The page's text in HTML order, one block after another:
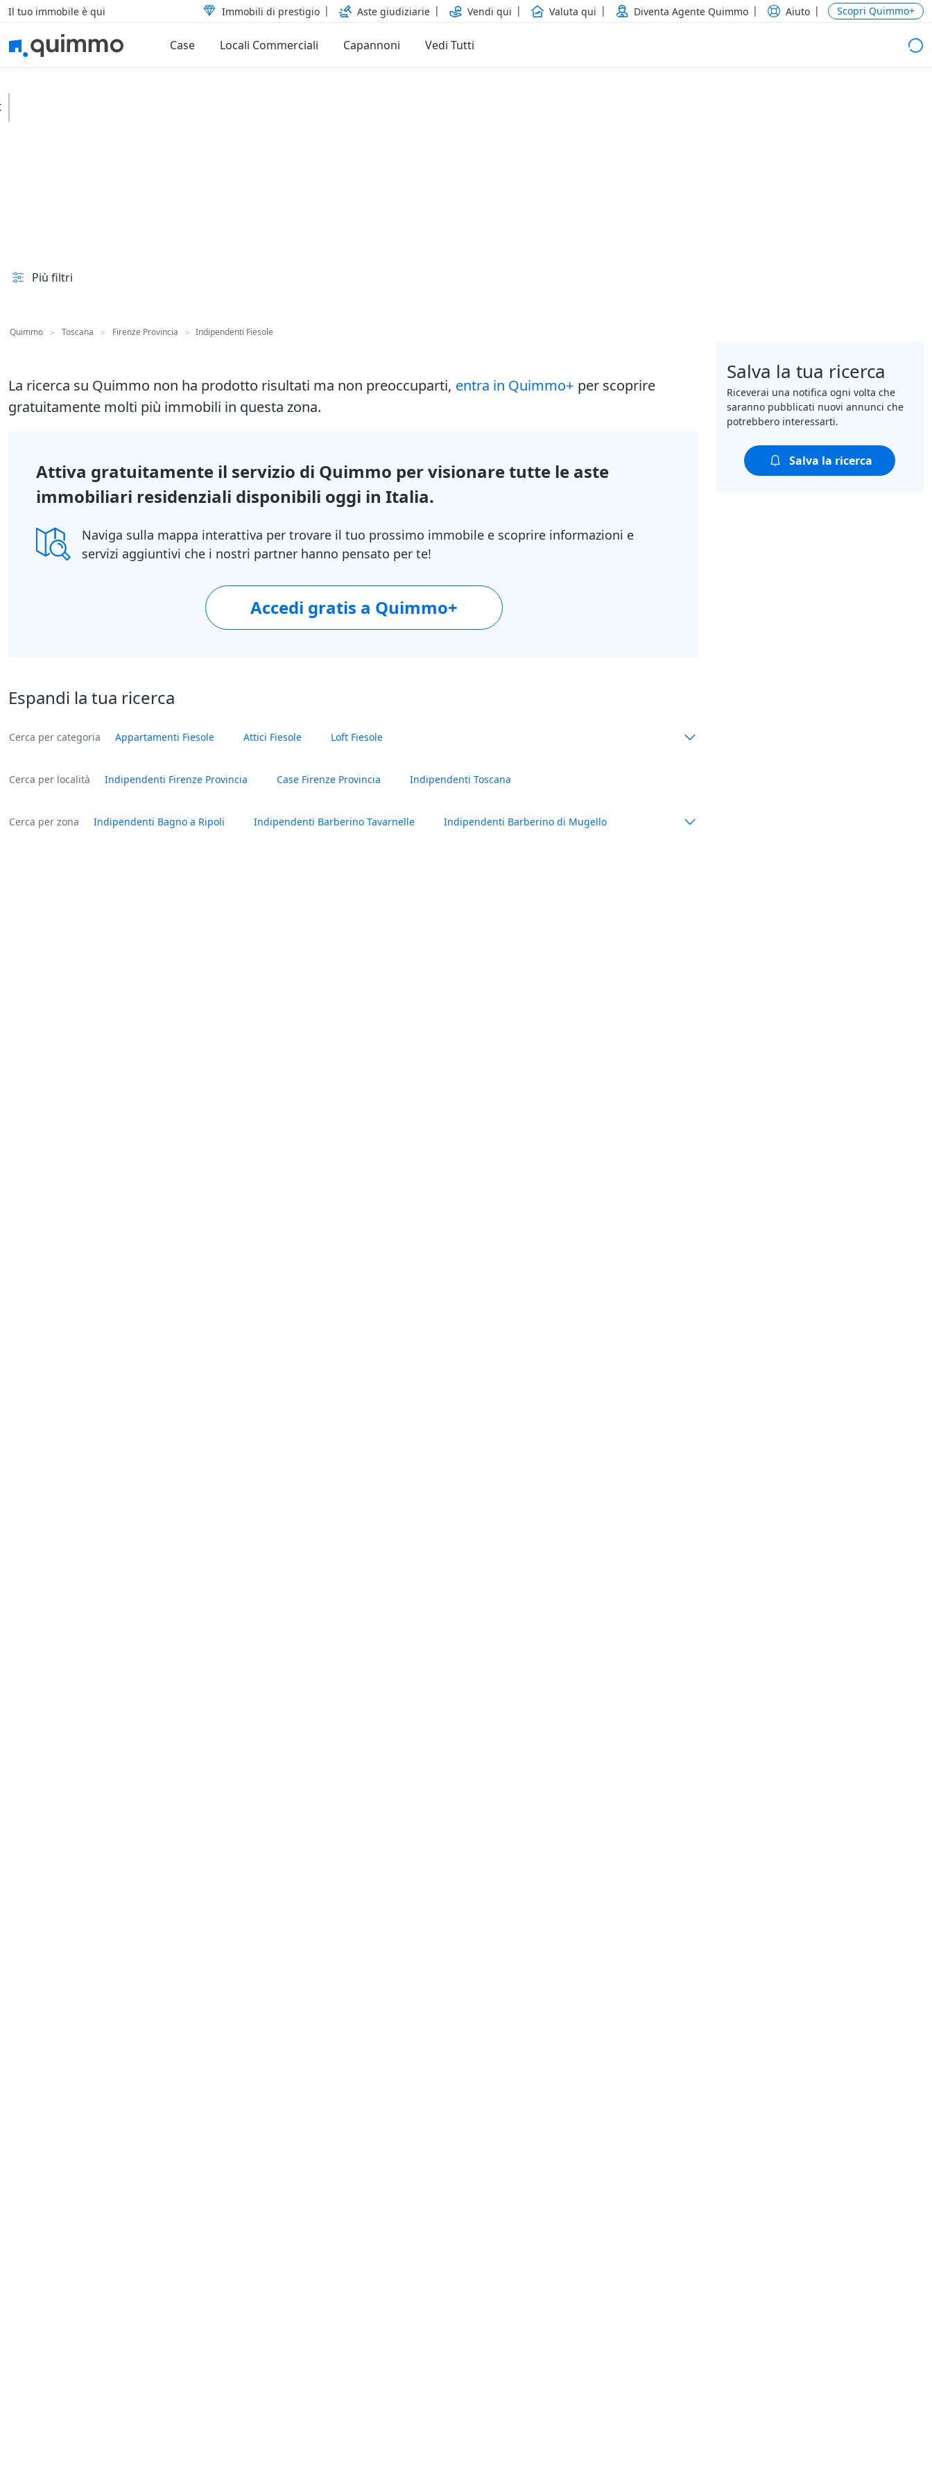
Il tuo immobile è qui Immobili di prestigio Aste giudiziarie Vendi qui Valuta qui Diventa Agente Quimmo Aiuto Scopri Quimmo+
Case Locali Commerciali Capannoni Vedi Tutti
Più filtri
Quimmo > Toscana > Firenze Provincia > Indipendenti Fiesole
La ricerca su Quimmo non ha prodotto risultati ma non preoccuparti, entra in Quimmo+ per scoprire
gratuitamente molti più immobili in questa zona.
Attiva gratuitamente il servizio di Quimmo per visionare tutte le aste
immobiliari residenziali disponibili oggi in Italia.
Naviga sulla mappa interattiva per trovare il tuo prossimo immobile e scoprire informazioni e
servizi aggiuntivi che i nostri partner hanno pensato per te!
Accedi gratis a Quimmo+
Espandi la tua ricerca
Cerca per categoria Appartamenti Fiesole Attici Fiesole Loft Fiesole
Cerca per località Indipendenti Firenze Provincia Case Firenze Provincia Indipendenti Toscana
Cerca per zona Indipendenti Bagno a Ripoli Indipendenti Barberino Tavarnelle Indipendenti Barberino di Mugello
Salva la tua ricerca
Riceverai una notifica ogni volta che
saranno pubblicati nuovi annunci che
potrebbero interessarti.
Salva la ricerca